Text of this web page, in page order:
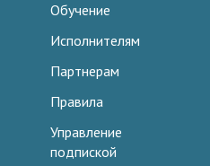
Обучение
Исполнителям
Партнерам
Правила
Управление
подпиской